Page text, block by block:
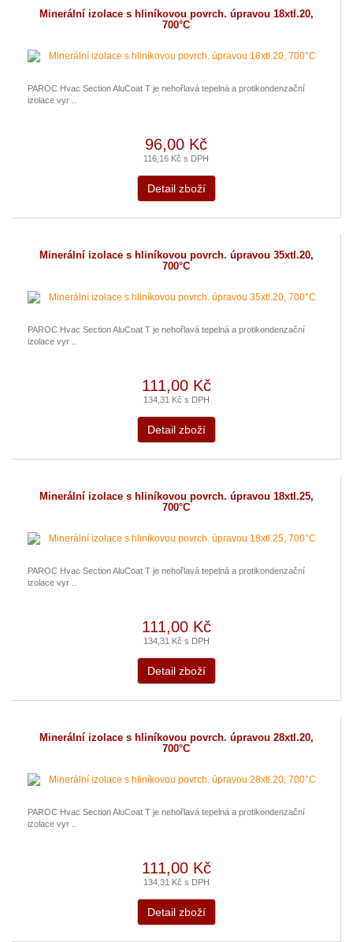
Minerální izolace s hliníkovou povrch. úpravou 18xtl.20,
700°C
PAROC Hvac Section AluCoat T je nehořlavá tepelná a protikondenzační
izolace vyr ..
96,00 Kč
116,16 Kč s DPH
Detail zboží
Minerální izolace s hliníkovou povrch. úpravou 35xtl.20,
700°C
PAROC Hvac Section AluCoat T je nehořlavá tepelná a protikondenzační
izolace vyr ..
111,00 Kč
134,31 Kč s DPH
Detail zboží
Minerální izolace s hliníkovou povrch. úpravou 18xtl.25,
700°C
PAROC Hvac Section AluCoat T je nehořlavá tepelná a protikondenzační
izolace vyr ..
111,00 Kč
134,31 Kč s DPH
Detail zboží
Minerální izolace s hliníkovou povrch. úpravou 28xtl.20,
700°C
PAROC Hvac Section AluCoat T je nehořlavá tepelná a protikondenzační
izolace vyr ..
111,00 Kč
134,31 Kč s DPH
Detail zboží